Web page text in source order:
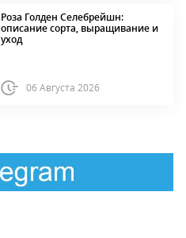
Роза Голден Селебрейшн:
описание сорта, выращивание и
уход
06 Августа 2026